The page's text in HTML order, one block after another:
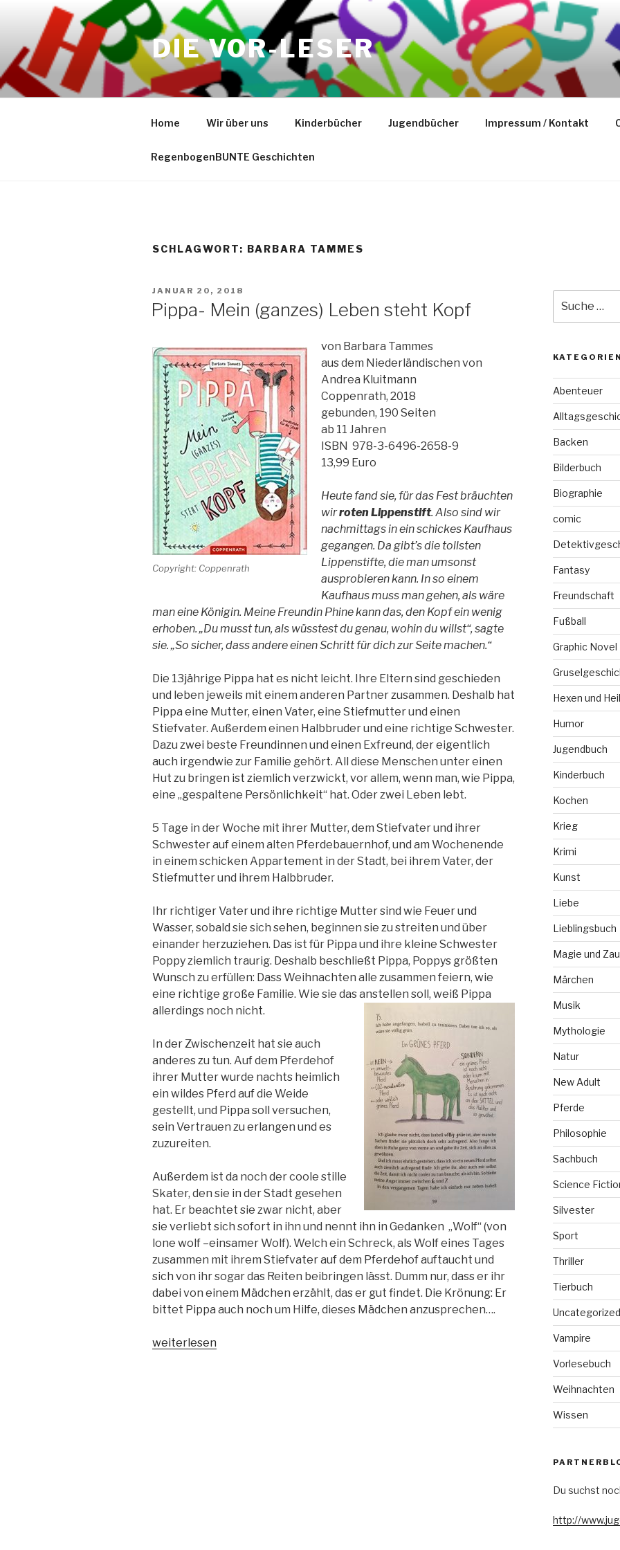
springen
DIE VOR-LESER
Home Wir über uns Kinderbücher Jugendbücher Impressum / Kontakt
RegenbogenBUNTE Geschichten
SCHLAGWORT: BARBARA TAMMES
VERÖFFENTLICHT
JANUAR 20, 2018
Pippa- Mein (ganzes) Leben steht Kopf
Copyright: Coppenrath
von Barbara Tammes
aus dem Niederländischen von
Andrea Kluitmann
Coppenrath, 2018
gebunden, 190 Seiten
ab 11 Jahren
ISBN 978-3-6496-2658-9
13,99 Euro
Heute fand sie, für das Fest bräuchten
wirroten Lippenstift. Also sind wir
nachmittags in ein schickes Kaufhaus
gegangen. Da gibt’s die tollsten
Lippenstifte, die man umsonst
ausprobieren kann. In so einem
Kaufhaus muss man gehen, als wäre
man eine Königin. Meine Freundin Phine kann das, den Kopf ein wenig
erhoben. „Du musst tun, als wüsstest du genau, wohin du willst“, sagte
sie. „So sicher, dass andere einen Schritt für dich zur Seite machen.“
Die 13jährige Pippa hat es nicht leicht. Ihre Eltern sind geschieden
und leben jeweils mit einem anderen Partner zusammen. Deshalb hat
Pippa eine Mutter, einen Vater, eine Stiefmutter und einen
Stiefvater. Außerdem einen Halbbruder und eine richtige Schwester.
Dazu zwei beste Freundinnen und einen Exfreund, der eigentlich
auch irgendwie zur Familie gehört. All diese Menschen unter einen
Hut zu bringen ist ziemlich verzwickt, vor allem, wenn man, wie Pippa,
eine „gespaltene Persönlichkeit“ hat. Oder zwei Leben lebt.
5 Tage in der Woche mit ihrer Mutter, dem Stiefvater und ihrer
Schwester auf einem alten Pferdebauernhof, und am Wochenende
in einem schicken Appartement in der Stadt, bei ihrem Vater, der
Stiefmutter und ihrem Halbbruder.
Ihr richtiger Vater und ihre richtige Mutter sind wie Feuer und
Wasser, sobald sie sich sehen, beginnen sie zu streiten und über
einander herzuziehen. Das ist für Pippa und ihre kleine Schwester
Poppy ziemlich traurig. Deshalb beschließt Pippa, Poppys größten
Wunsch zu erfüllen: Dass Weihnachten alle zusammen feiern, wie
eine richtige große Familie. Wie sie das anstellen soll, weiß Pippa
allerdings noch nicht.
In der Zwischenzeit hat sie auch
anderes zu tun. Auf dem Pferdehof
ihrer Mutter wurde nachts heimlich
ein wildes Pferd auf die Weide
gestellt, und Pippa soll versuchen,
sein Vertrauen zu erlangen und es
zuzureiten.
Außerdem ist da noch der coole stille
Skater, den sie in der Stadt gesehen
hat. Er beachtet sie zwar nicht, aber
sie verliebt sich sofort in ihn und nennt ihn in Gedanken „Wolf“ (von
lone wolf –einsamer Wolf). Welch ein Schreck, als Wolf eines Tages
zusammen mit ihrem Stiefvater auf dem Pferdehof auftaucht und
sich von ihr sogar das Reiten beibringen lässt. Dumm nur, dass er ihr
dabei von einem Mädchen erzählt, das er gut findet. Die Krönung: Er
bittet Pippa auch noch um Hilfe, dieses Mädchen anzusprechen….
„Pippa-
weiterlesen
nach:
KATEGORIEN
Abenteuer
Backen
Bilderbuch
Biographie
comic
Fantasy
Freundschaft
Fußball
Graphic Novel
Hexen und
Humor
Jugendbuch
Kinderbuch
Kochen
Krieg
Krimi
Kunst
Liebe
Lieblingsbuch
Magie und
Märchen
Musik
Mythologie
Natur
New Adult
Pferde
Philosophie
Sachbuch
Science
Silvester
Sport
Thriller
Tierbuch
Uncategorized
Vampire
Vorlesebuch
Weihnachten
Wissen
Du suchst
http://